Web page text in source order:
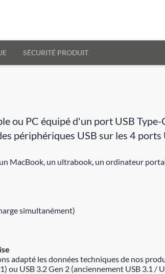
SÉCURITÉ PRODUIT
ou PC équipé d'un port USB
périphériques USB sur les 4
MacBook, un ultrabook, un ordinateur
simultanément)
adapté les données techniques de nos
ou USB 3.2 Gen 2 (anciennement USB 3.1 /